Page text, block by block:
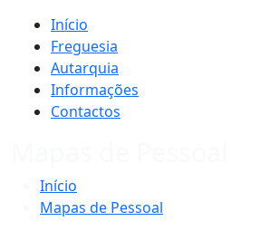
Início
Freguesia
Autarquia
Informações
Contactos
Início
Mapas de Pessoal